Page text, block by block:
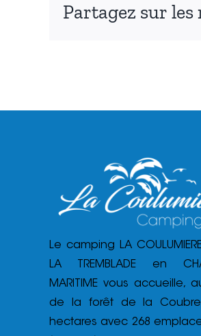
Partagez sur les
Le camping LA
LA TREMBLADE en
MARITIME vous accueille,
de la forêt de la
hectares avec 268